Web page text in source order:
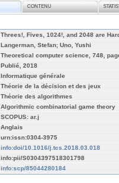
CONTENU
Threes!, Fives, 1024!, and 2048 are
Langerman, Stefan; Uno, Yushi
Theoretical computer science, 748,
Publié, 2018
Informatique générale
Théorie de la décision et des jeux
Théorie des algorithmes
Algorithmic combinatorial game theory
SCOPUS: ar.j
Anglais
urn:issn:0304-3975
info:doi/10.1016/j.tcs.2018.03.018
info:pii/S0304397518301798
info:scp/85044280184